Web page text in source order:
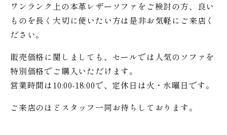
ワンランク上の本革レザーソファをご検討の方、良い
ものを長く大切に使いたい方は是非お気軽にご来店く
ださい。
販売価格に関しましても、セールでは人気のソファを
特別価格でご購入いただけます。
営業時間は10:00-18:00で、定休日は火・水曜日です。
ご来店のほどスタッフ一同お待ちしております。